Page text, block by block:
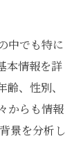
中でも特に
本情報を詳
、性別、
からも情報
景を分析し